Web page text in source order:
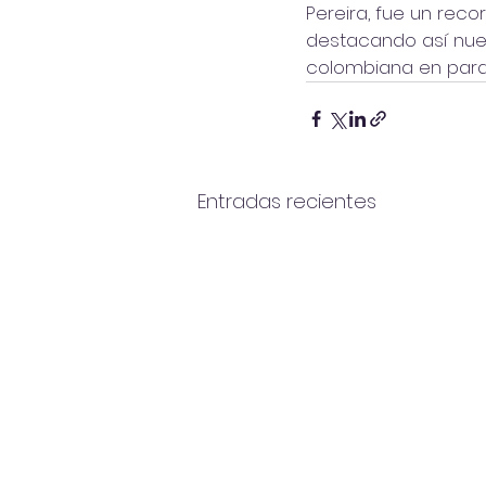
Pereira, fue un
destacando así
colombiana en
Entradas recientes